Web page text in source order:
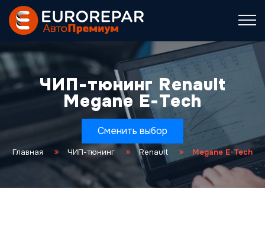
ЧИП-тюнинг Renault
Megane E-Tech
Сменить выбор
Главная ЧИП-тюнинг Renault Megane E-Tech